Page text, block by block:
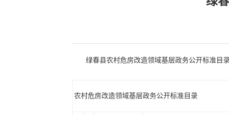
绿春县农村危房改造领域基层政务公开标准目
农村危房改造领域基层政务公开标准目录